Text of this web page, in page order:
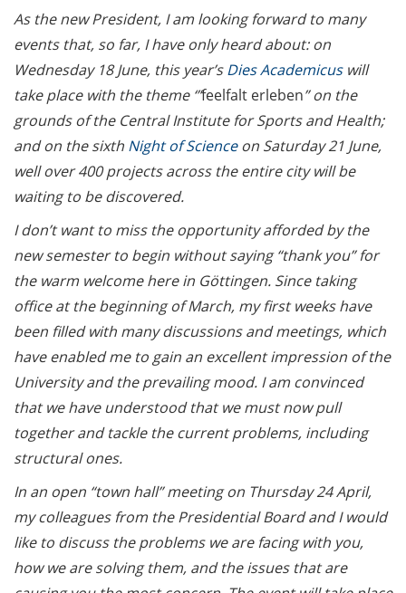
As the new President, I am looking forward to many
events that, so far, I have only heard about: on
Wednesday 18 June, this year’sDies Academicuswill
take place with the theme ‘”feelfalt erleben” on the
grounds of the Central Institute for Sports and Health;
and on the sixth Night of Scienceon Saturday 21 June,
well over 400 projects across the entire city will be
waiting to be discovered.
I don’t want to miss the opportunity afforded by the
new semester to begin without saying “thank you” for
the warm welcome here in Göttingen. Since taking
office at the beginning of March, my first weeks have
been filled with many discussions and meetings, which
have enabled me to gain an excellent impression of the
University and the prevailing mood. I am convinced
that we have understood that we must now pull
together and tackle the current problems, including
structural ones.
In an open “town hall” meeting on Thursday 24 April,
my colleagues from the Presidential Board and I would
like to discuss the problems we are facing with you,
how we are solving them, and the issues that are